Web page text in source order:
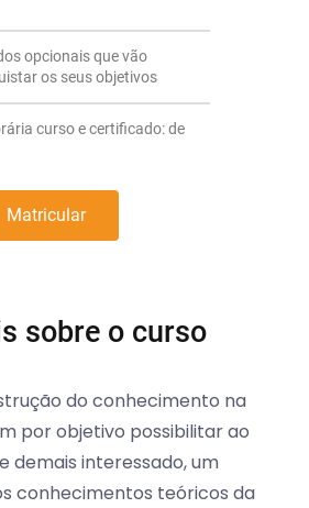
opcionais que vão
os seus objetivos
curso e certificado: de
Matricular
sobre o curso
do conhecimento na
por objetivo possibilitar ao
demais interessado, um
conhecimentos teóricos da